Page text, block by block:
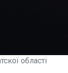
області